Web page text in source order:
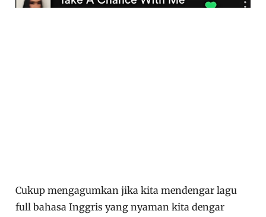
Cukup mengagumkan jika kita mendengar lagu
full bahasa Inggris yang nyaman kita dengar